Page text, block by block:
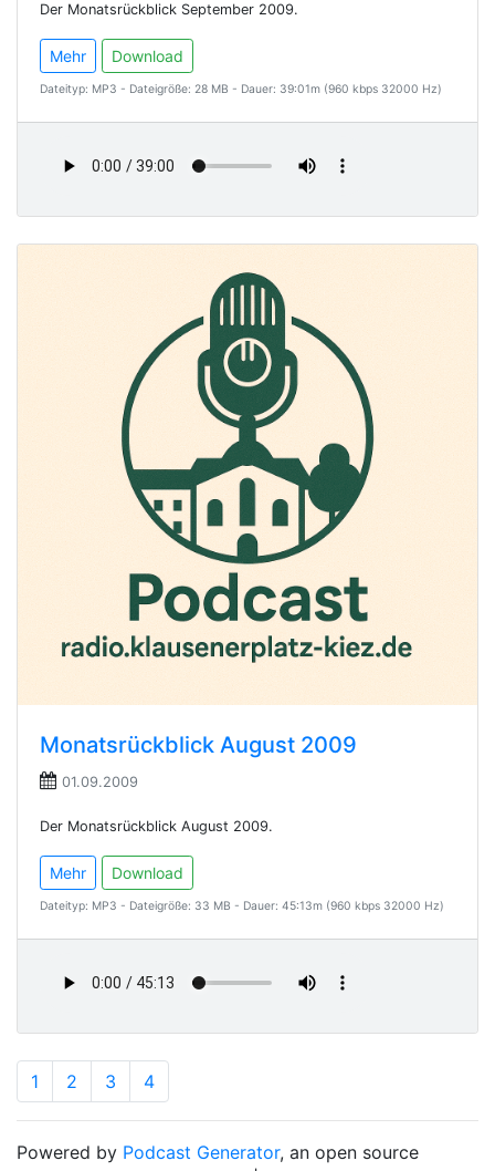
Der Monatsrückblick September 2009.
Mehr Download
Dateityp: MP3 - Dateigröße: 28 MB - Dauer: 39:01m (960 kbps 32000 Hz)
Monatsrückblick August 2009
01.09.2009
Der Monatsrückblick August 2009.
Mehr Download
Dateityp: MP3 - Dateigröße: 33 MB - Dauer: 45:13m (960 kbps 32000 Hz)
1 2 3 4
Powered by Podcast Generator, an open source